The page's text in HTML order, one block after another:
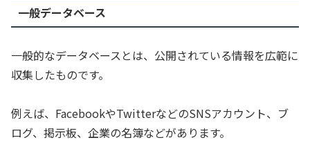
一般データベース
一般的なデータベースとは、公開されている情報を広範に
収集したものです。
例えば、FacebookやTwitterなどのSNSアカウント、ブ
ログ、掲示板、企業の名簿などがあります。